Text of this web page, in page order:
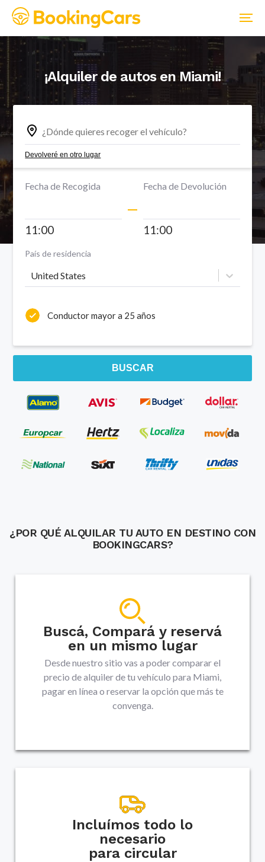
¡Alquiler de autos enMiami!
Devolveré en otro lugar
Fecha de Recogida
11:00
Fecha de Devolución
11:00
País de residencia
United States
Conductor mayor a 25 años
BUSCAR
¿POR QUÉ ALQUILAR TU AUTO EN DESTINO CON
BOOKINGCARS?
Buscá, Compará y reservá
en un mismo lugar
Desde nuestro sitio vas a poder comparar el
precio de alquiler de tu vehículo para Miami,
pagar en línea o reservar la opción que más te
convenga.
Incluímos todo lo
necesario
para circular